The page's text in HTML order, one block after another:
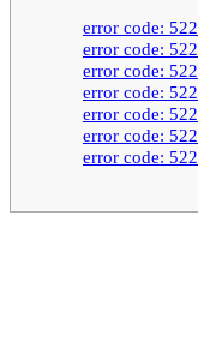
error code: 522
error code: 522
error code: 522
error code: 522
error code: 522
error code: 522
error code: 522